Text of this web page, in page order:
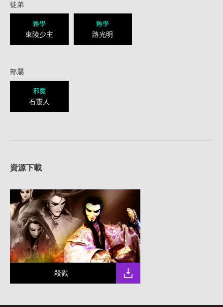
徒弟
雜學
東陵少主
雜學
路光明
部屬
邪魔
石靈人
資源下載
殺戮